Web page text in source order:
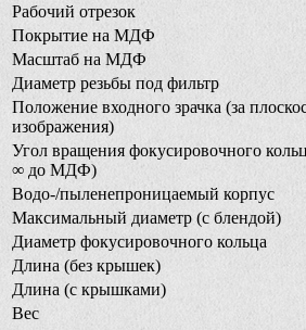
Рабочий отрезок
Покрытие на МДФ
Масштаб на МДФ
Диаметр резьбы под фильтр
Положение входного зрачка (за
изображения)
Угол вращения фокусировочного
∞ до МДФ)
Водо-/пыленепроницаемый корпус
Максимальный диаметр (с блендой)
Диаметр фокусировочного кольца
Длина (без крышек)
Длина (с крышками)
Вес